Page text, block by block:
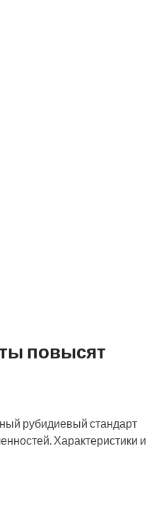
повысят
рубидиевый стандарт
Характеристики и